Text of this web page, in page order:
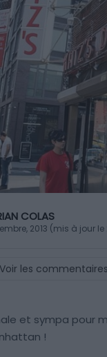
COLAS
2013 (mis à jour
Voir les
et sympa pour
!